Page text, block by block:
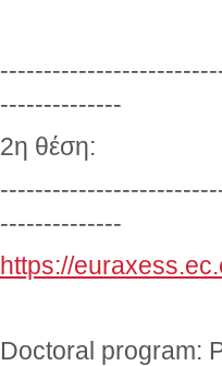
--------------
2η θέση:
--------------
https://
Doctoral program: